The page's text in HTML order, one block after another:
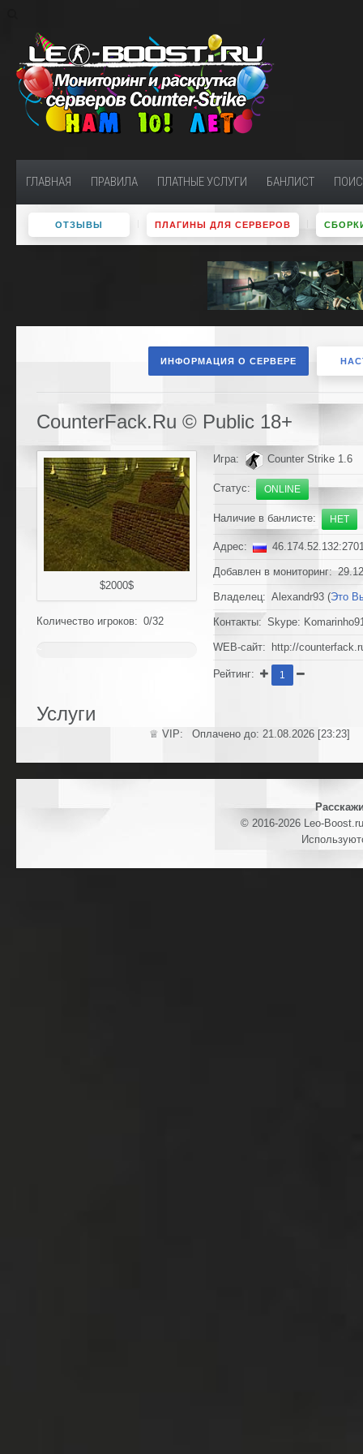
ГЛАВНАЯ ПРАВИЛА ПЛАТНЫЕ УСЛУГИ БАНЛИСТ
ОТЗЫВЫ ПЛАГИНЫ ДЛЯ СЕРВЕРОВ
ИНФОРМАЦИЯ О СЕРВЕРЕ
CounterFack.Ru © Public 18+
$2000$
Количество игроков: 0/32
Игра: Counter Strike 1.6
Статус: ONLINE
Наличие в банлисте: НЕТ
Адрес:
Добавлен в мониторинг:
Владелец: Alexandr93 (Это
Контакты: Skype:
WEB-сайт: http://
Рейтинг: 1
Услуги
♕ VIP: Оплачено до: 21.08.2026 [23:23]
© 2016-2026 Leo-